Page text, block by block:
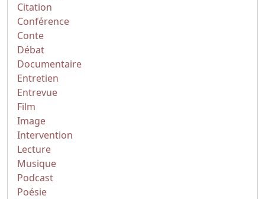
Citation
Conférence
Conte
Débat
Documentaire
Entretien
Entrevue
Film
Image
Intervention
Lecture
Musique
Podcast
Poésie